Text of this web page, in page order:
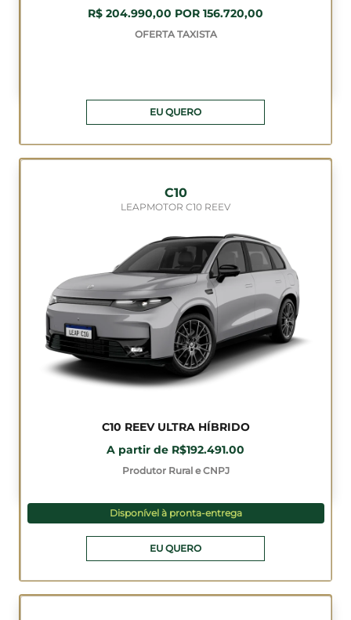
R$ 204.990,00 POR 156.720,00
OFERTA TAXISTA
EU QUERO
C10
LEAPMOTOR C10 REEV
C10 REEV ULTRA HÍBRIDO
A partir de R$192.491.00
Produtor Rural e CNPJ
Disponível à pronta-entrega
EU QUERO